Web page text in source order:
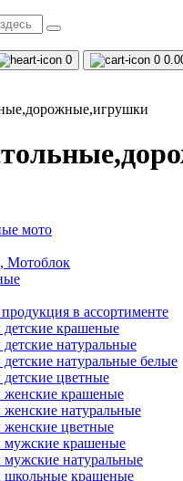
0 0
мото
Мотоблок
в ассортименте
крашеные
натуральные
натуральные белые
цветные
женские крашеные
натуральные
женские цветные
мужские крашеные
мужские натуральные
школьные крашеные